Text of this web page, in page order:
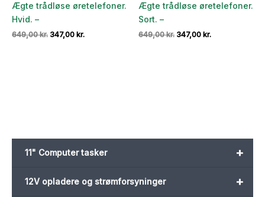
+
11" Computer tasker
+
12V opladere og strømforsyninger
Ægte trådløse øretelefoner.
Hvid. –
649,00kr. Den
347,00 kr.Den
Ægte trådløse øretelefoner.
Sort. –
649,00kr. Den
347,00 kr.Den